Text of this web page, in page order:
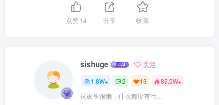
点赞14 分享 收藏
sishuge 关注
1.8W+ 2 13 85.2W+
这家伙很懒，什么都没有写...